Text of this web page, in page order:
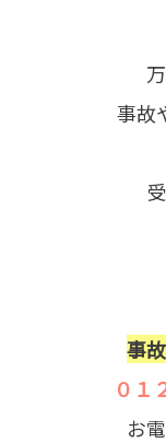
事故
事
０１
お